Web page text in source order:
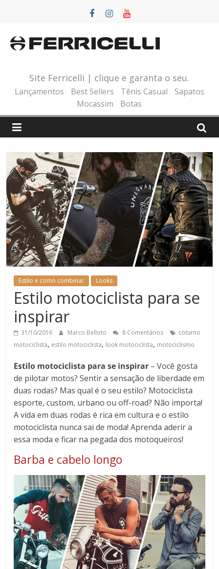
conteúdo
Site Ferricelli | clique e garanta o seu.
Lançamentos Best Sellers Tênis Casual
Sapatos
Mocassim
Botas
Estilo e como combinar Looks
Estilo motociclista para se
inspirar
31/10/2016 Marco Belloto 8 Comentários
coturno
motociclista, estilo motociclista, look motociclista, motociclismo
Estilo motociclista para se inspirar – Você gosta
de pilotar motos? Sentir a sensação de liberdade em
duas rodas? Mas qual é o seu estilo? Motociclista
esporte, custom, urbano ou off-road? Não importa!
A vida em duas rodas é rica em cultura e o estilo
motociclista nunca sai de moda! Aprenda aderir a
essa moda e ficar na pegada dos motoqueiros!
Barba e cabelo longo